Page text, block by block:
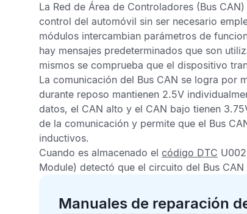
La Red de Área de Controladores (Bus
control del automóvil sin ser necesario
módulos intercambian parámetros de
hay mensajes predeterminados que son
mismos se comprueba que el dispositivo
La comunicación del Bus CAN se logra por
durante reposo mantienen 2.5V
datos, el CAN alto y el CAN bajo tienen
de la comunicación y permite que el Bus
inductivos.
Cuando es almacenado el código DTC
Module) detectó que el circuito del Bus
Manuales de reparación